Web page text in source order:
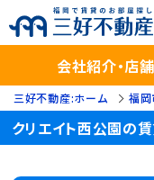
会社紹介・店
三好不動産:ホーム 福
クリエイト西公園の